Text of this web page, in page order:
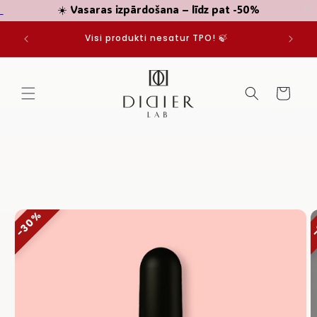
Pāriet
uz
Visi produkti nesatur TPO! 🍃
Grozs
30%
☀️ Vasaras izpārdošana – līdz pat -50%